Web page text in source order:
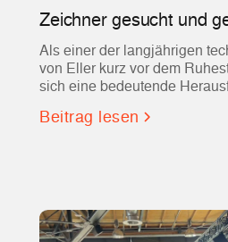
Zeichner gesucht und
Als einer der langjährigen
von Eller kurz vor dem
sich eine bedeutende
nur Erfahrung mit AutoCAD
Beitrag lesen